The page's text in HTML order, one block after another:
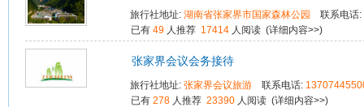
旅行社地址:湖南省张家界市国家森林公园
联系电话:
已有49 人推荐 17414 人阅读 (详细内容>>)
张家界会议会务接待
旅行社地址:张家界会议旅游 联系电话:
已有278 人推荐23390 人阅读 (详细内容>>)